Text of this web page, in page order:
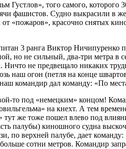
того самого, которого
фашистов. Судно выкрасили в
«пожаров», красочно снятых
3 ранга Виктор
но не сильный, два-три метра в
не предвещало никаких
наш огон (петля на конце
командир дал команду: «По
то под «немецким» концом!
на кнехт. А тем
же тоже пошел влево под
палубы) киношного судна
по верхней палубе, дает
сотни метров. Командир